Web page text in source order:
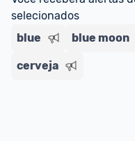
selecionados
blue
blue moon
cerveja